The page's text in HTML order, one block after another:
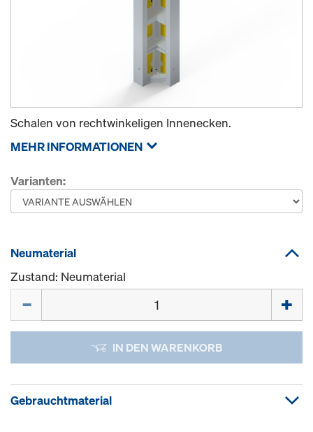
Schalen von rechtwinkeligen Innenecken.
MEHR INFORMATIONEN
Varianten:
Neumaterial
Zustand: Neumaterial
IN DEN WARENKORB
Gebrauchtmaterial